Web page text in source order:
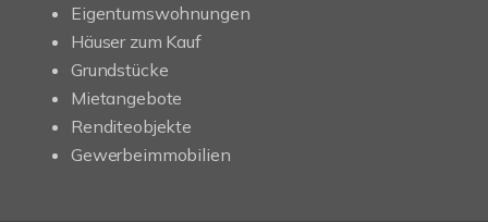
Eigentumswohnungen
Häuser zum Kauf
Grundstücke
Mietangebote
Renditeobjekte
Gewerbeimmobilien